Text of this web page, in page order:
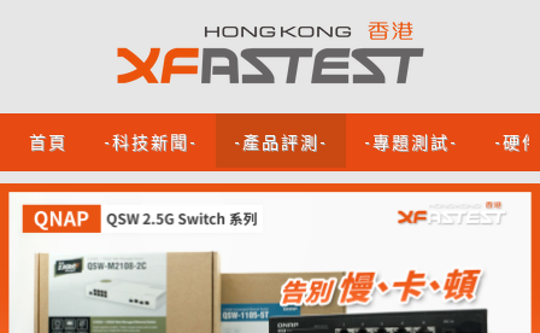
首頁 -科技新聞- -產品評測- -專題測試- -硬